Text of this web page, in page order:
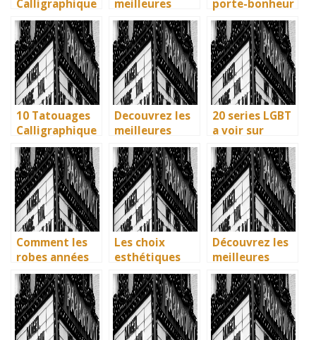
Calligraphique
s : Citations et
Phrases
Uniques pour
immortaliser
vos amitiés
meilleures
villes d’Italie à
visiter en 2025
: Ravenne, la
ville aux huit
monuments
UNESCO
porte-bonheur
: que dit la
legende ? Son
influence dans
la litterature
enfantine
10 Tatouages
Calligraphique
s : Citations et
Phrases
Uniques pour
immortaliser
vos amities
Decouvrez les
meilleures
solutions
gratuites pour
vos series
preferees en
francais
20 series LGBT
a voir sur
Netflix : quand
science-fiction
et diversite
font des
etincelles
Comment les
robes années
40 vintage ont
révolutionné la
mode en temps
de guerre
Les choix
esthétiques
surprenants du
générique de
Joker 2 (2024)
Découvrez les
meilleures
solutions
gratuites pour
vos séries
préférées en
français